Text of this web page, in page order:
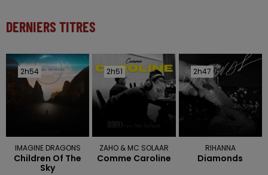
DERNIERS TITRES
2h54
2h54
IMAGINE DRAGONS
Children Of The
Sky
2h51
2h51
ZAHO & MC SOLAAR
Comme Caroline
2h47
2h47
RIHANNA
Diamonds